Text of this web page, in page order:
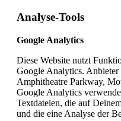
Analyse-Tools
Google Analytics
Diese Website nutzt
Google Analytics.
Amphitheatre Parkway,
Google Analytics
Textdateien, die auf
und die eine Analyse der